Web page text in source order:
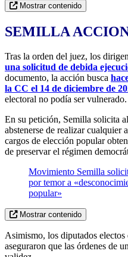
Mostrar contenido
SEMILLA
Tras la orden del juez, los
una solicitud de debida
documento, la acción busca
la CC el 14 de diciembre de
electoral no podía ser vulnerado.
En su petición, Semilla solicita
abstenerse de realizar cualquier
cargos de elección popular
de preservar el régimen
Movimiento Semilla
por temor a
popular»
Mostrar contenido
Asimismo, los diputados
aseguraron que las órdenes de